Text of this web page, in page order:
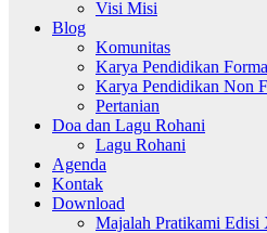
Visi Misi
Blog
Komunitas
Karya Pendidikan
Karya Pendidikan Non
Pertanian
Doa dan Lagu Rohani
Lagu Rohani
Agenda
Kontak
Download
Majalah Pratikami Edisi